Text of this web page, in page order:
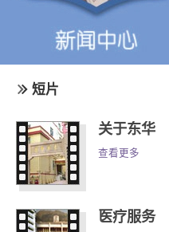
短片
关于东华
查看更多
医疗服务